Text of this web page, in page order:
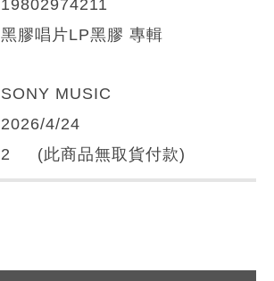
19802974211
黑膠唱片LP黑膠 專輯
SONY MUSIC
2026/4/24
2 (此商品無取貨付款)